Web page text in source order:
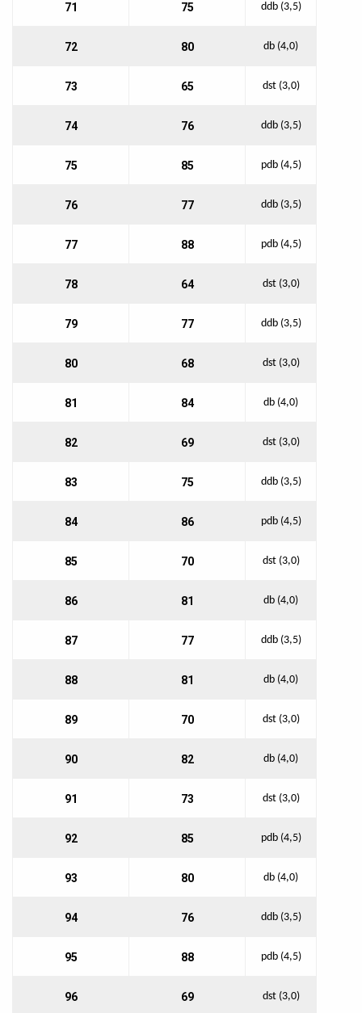
71 75 ddb (3,5)
72 80 db (4,0)
73 65 dst (3,0)
74 76 ddb (3,5)
75 85 pdb (4,5)
76 77 ddb (3,5)
77 88 pdb (4,5)
78 64 dst (3,0)
79 77 ddb (3,5)
80 68 dst (3,0)
81 84 db (4,0)
82 69 dst (3,0)
83 75 ddb (3,5)
84 86 pdb (4,5)
85 70 dst (3,0)
86 81 db (4,0)
87 77 ddb (3,5)
88 81 db (4,0)
89 70 dst (3,0)
90 82 db (4,0)
91 73 dst (3,0)
92 85 pdb (4,5)
93 80 db (4,0)
94 76 ddb (3,5)
95 88 pdb (4,5)
96 69 dst (3,0)